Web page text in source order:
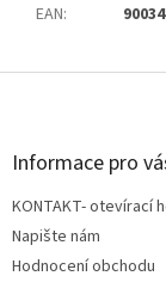
EAN:
Z
Informace pro
KONTAKT- otevírací
Napište nám
Hodnocení obchodu